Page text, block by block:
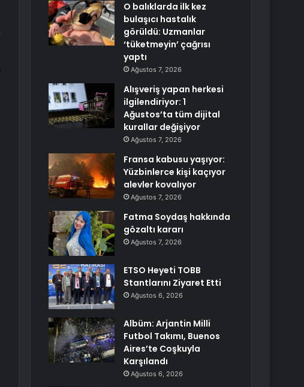
O balıklarda ilk kez
bulaşıcı hastalık
görüldü: Uzmanlar
‘tüketmeyin’ çağrısı
yaptı
Ağustos 7, 2026
Alışveriş yapan herkesi
ilgilendiriyor: 1
Ağustos’ta tüm dijital
kurallar değişiyor
Ağustos 7, 2026
Fransa kabusu yaşıyor:
Yüzbinlerce kişi kaçıyor
alevler kovalıyor
Ağustos 7, 2026
Fatma Soydaş hakkında
gözaltı kararı
Ağustos 7, 2026
ETSO Heyeti TOBB
Stantlarını Ziyaret Etti
Ağustos 6, 2026
Albüm: Arjantin Milli
Futbol Takımı, Buenos
Aires’te Coşkuyla
Karşılandı
Ağustos 6, 2026